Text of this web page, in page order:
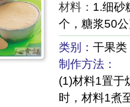
材料： 1.细砂
个，糖浆50
类别： 干果类
制作方法：
(1)材料1置于
时，材料1煮